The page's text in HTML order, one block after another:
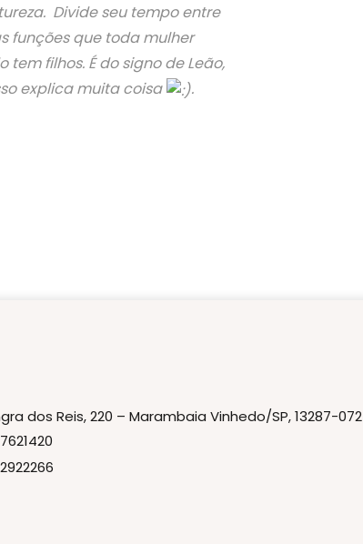
Divide seu tempo entre
funções que toda mulher
filhos. É do signo de Leão,
explica muita coisa
.
dos Reis, 220 – Marambaia Vinhedo/SP, 13287-072